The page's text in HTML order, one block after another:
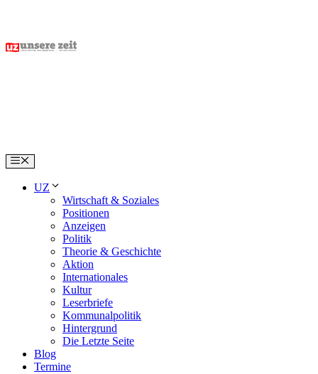
content
Menu
UZ
Wirtschaft & Soziales
Positionen
Anzeigen
Politik
Theorie & Geschichte
Aktion
Internationales
Kultur
Leserbriefe
Kommunalpolitik
Hintergrund
Die Letzte Seite
Blog
Termine